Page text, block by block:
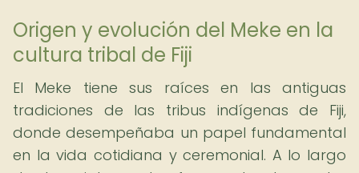
Origen y evolución del Meke en la
cultura tribal de Fiji
El Meke tiene sus raíces en las antiguas
tradiciones de las tribus indígenas de Fiji,
donde desempeñaba un papel fundamental
en la vida cotidiana y ceremonial. A lo largo